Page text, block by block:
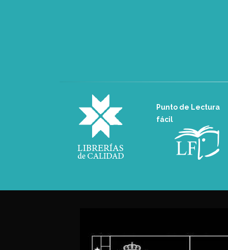
Punto de Lectura
fácil